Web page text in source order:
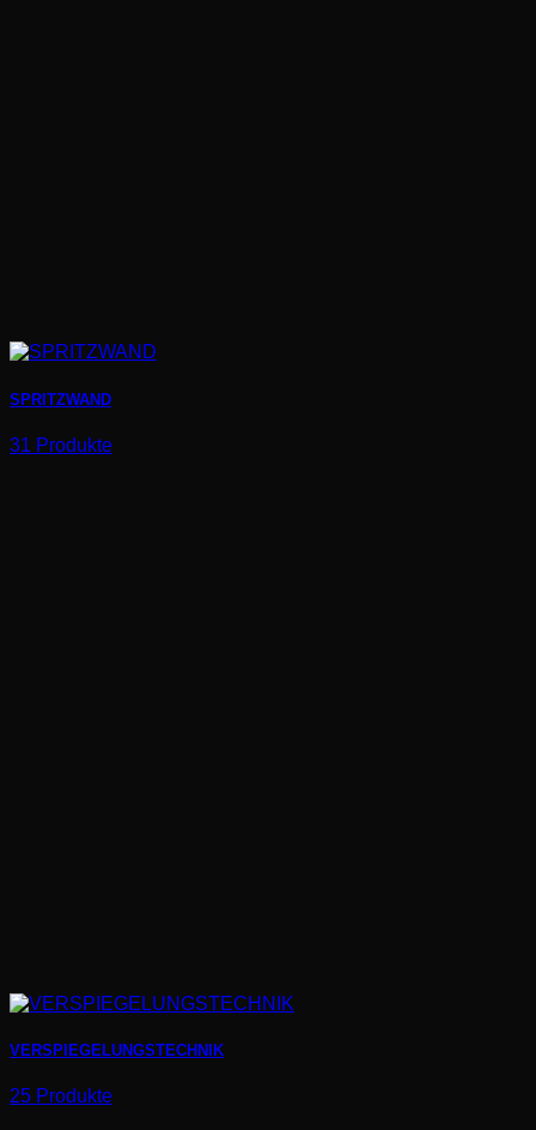
SPRITZWAND
31 Produkte
VERSPIEGELUNGSTECHNIK
25 Produkte